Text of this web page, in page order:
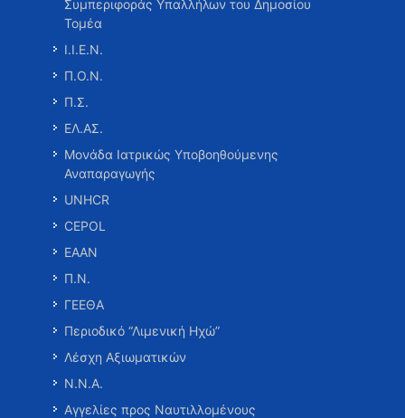
Συμπεριφοράς Υπαλλήλων του Δημοσίου
Τομέα
Ι.Ι.Ε.Ν.
Π.Ο.Ν.
Π.Σ.
ΕΛ.ΑΣ.
Μονάδα Ιατρικώς Υποβοηθούμενης
Αναπαραγωγής
UNHCR
CEPOL
ΕΑΑΝ
Π.Ν.
ΓΕΕΘΑ
Περιοδικό “Λιμενική Ηχώ”
Λέσχη Αξιωματικών
Ν.Ν.Α.
Αγγελίες προς Ναυτιλλομένους